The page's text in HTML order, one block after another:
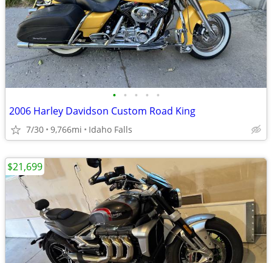
• • • • •
2006 Harley Davidson Custom Road King
7/30 9,766mi Idaho Falls
$21,699